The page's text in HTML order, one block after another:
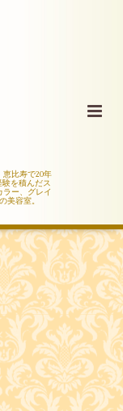
恵比寿で20年
を積んだス
ー、グレイ
美容室。